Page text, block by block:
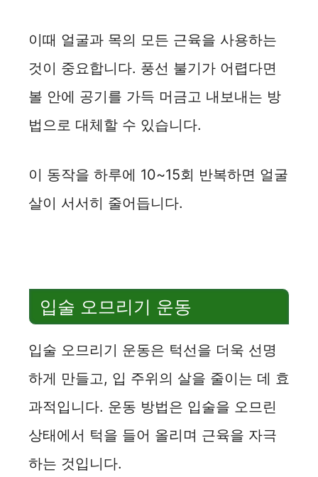
이때 얼굴과 목의 모든 근육을 사용하는
것이 중요합니다. 풍선 불기가 어렵다면
볼 안에 공기를 가득 머금고 내보내는 방
법으로 대체할 수 있습니다.
이 동작을 하루에 10~15회 반복하면 얼굴
살이 서서히 줄어듭니다.
입술 오므리기 운동
입술 오므리기 운동은 턱선을 더욱 선명
하게 만들고, 입 주위의 살을 줄이는 데 효
과적입니다. 운동 방법은 입술을 오므린
상태에서 턱을 들어 올리며 근육을 자극
하는 것입니다.